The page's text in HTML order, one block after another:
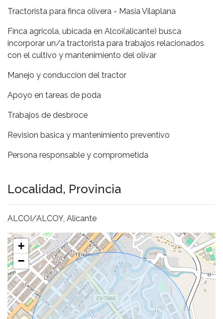
Tractorista para finca olivera - Masia Vilaplana
Finca agricola, ubicada en Alcoi(alicante) busca
incorporar un/a tractorista para trabajos relacionados
con el cultivo y mantenimiento del olivar
Manejo y conduccion del tractor
Apoyo en tareas de poda
Trabajos de desbroce
Revision basica y mantenimiento preventivo
Persona responsable y comprometida
Localidad, Provincia
ALCOI/ALCOY, Alicante
+
−